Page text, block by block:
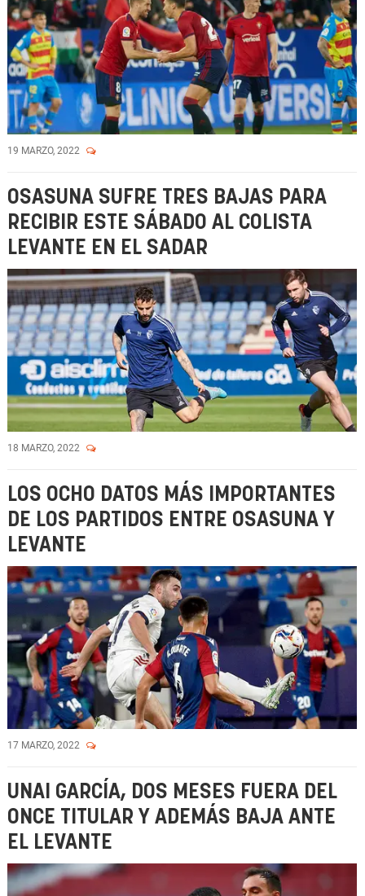
19 MARZO, 2022
OSASUNA SUFRE TRES BAJAS PARA
RECIBIR ESTE SÁBADO AL COLISTA
LEVANTE EN EL SADAR
18 MARZO, 2022
LOS OCHO DATOS MÁS IMPORTANTES
DE LOS PARTIDOS ENTRE OSASUNA Y
LEVANTE
17 MARZO, 2022
UNAI GARCÍA, DOS MESES FUERA DEL
ONCE TITULAR Y ADEMÁS BAJA ANTE
EL LEVANTE